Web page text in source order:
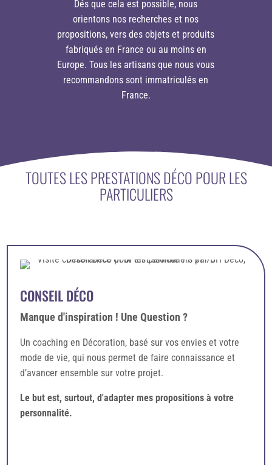
Dés que cela est possible, nous
orientons nos recherches et nos
propositions, vers des objets et produits
fabriqués en France ou au moins en
Europe. Tous les artisans que nous vous
recommandons sont immatriculés en
France.
TOUTES LES PRESTATIONS DÉCO POUR LES
PARTICULIERS
CONSEIL DÉCO
Manque d'inspiration ! Une Question ?
Un coaching en Décoration, basé sur vos envies et votre
mode de vie, qui nous permet de faire connaissance et
d’avancer ensemble sur votre projet.
Le but est, surtout, d'adapter mes propositions à votre
personnalité.